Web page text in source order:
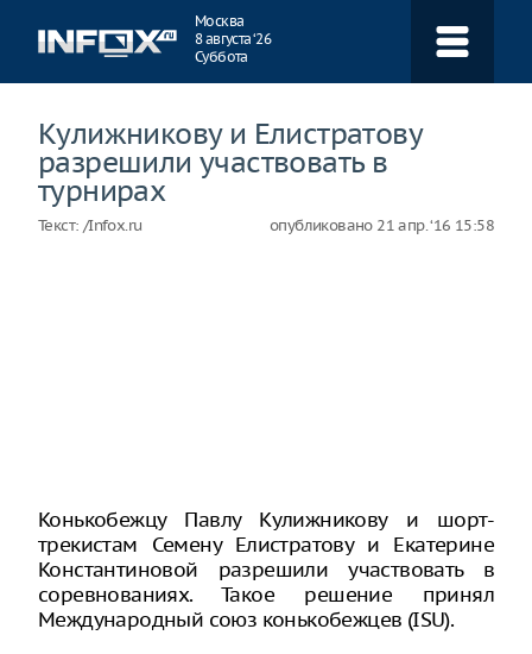
Москва
8 августа ‘26
Суббота
Кулижникову и Елистратову
разрешили участвовать в
турнирах
Текст: /Infox.ru опубликовано 21 апр. ‘16 15:58
Конькобежцу Павлу Кулижникову и шорт-
трекистам Семену Елистратову и Екатерине
Константиновой разрешили участвовать в
соревнованиях. Такое решение принял
Международный союз конькобежцев (ISU).